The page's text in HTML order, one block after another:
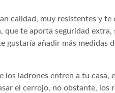
calidad, muy resistentes y
que te aporta seguridad
gustaría añadir más medidas
los ladrones entren a tu
el cerrojo, no obstante, los